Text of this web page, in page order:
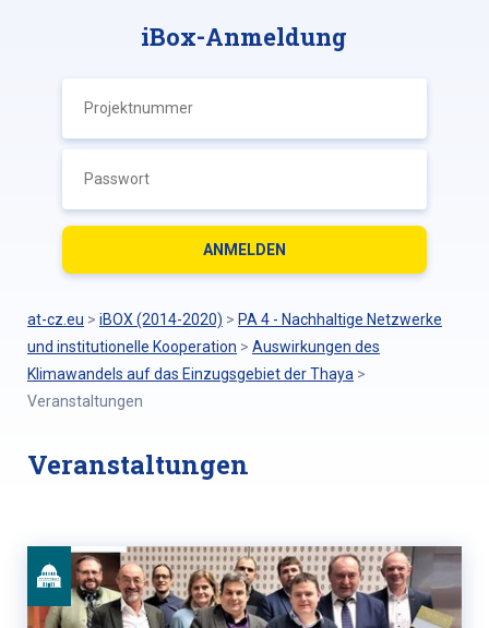
iBox-Anmeldung
at-cz.eu > iBOX (2014-2020) > PA 4 - Nachhaltige Netzwerke
und institutionelle Kooperation > Auswirkungen des
Klimawandels auf das Einzugsgebiet der Thaya >
Veranstaltungen
Veranstaltungen